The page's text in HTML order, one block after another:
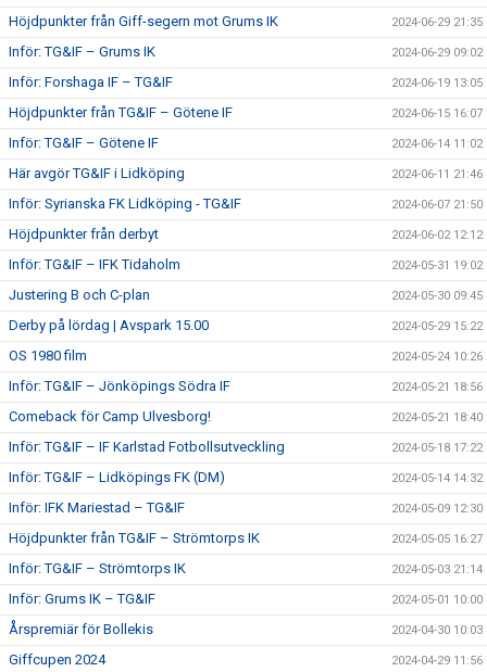
Höjdpunkter från Giff-segern mot Grums IK 2024-06-29 21:35
Inför: TG&IF – Grums IK 2024-06-29 09:02
Inför: Forshaga IF – TG&IF 2024-06-19 13:05
Höjdpunkter från TG&IF – Götene IF 2024-06-15 16:07
Inför: TG&IF – Götene IF 2024-06-14 11:02
Här avgör TG&IF i Lidköping 2024-06-11 21:46
Inför: Syrianska FK Lidköping - TG&IF 2024-06-07 21:50
Höjdpunkter från derbyt 2024-06-02 12:12
Inför: TG&IF – IFK Tidaholm 2024-05-31 19:02
Justering B och C-plan 2024-05-30 09:45
Derby på lördag | Avspark 15.00 2024-05-29 15:22
OS 1980 film 2024-05-24 10:26
Inför: TG&IF – Jönköpings Södra IF 2024-05-21 18:56
Comeback för Camp Ulvesborg! 2024-05-21 18:40
Inför: TG&IF – IF Karlstad Fotbollsutveckling 2024-05-18 17:22
Inför: TG&IF – Lidköpings FK (DM) 2024-05-14 14:32
Inför: IFK Mariestad – TG&IF 2024-05-09 12:30
Höjdpunkter från TG&IF – Strömtorps IK 2024-05-05 16:27
Inför: TG&IF – Strömtorps IK 2024-05-03 21:14
Inför: Grums IK – TG&IF 2024-05-01 10:00
Årspremiär för Bollekis 2024-04-30 10:03
Giffcupen 2024 2024-04-29 11:56